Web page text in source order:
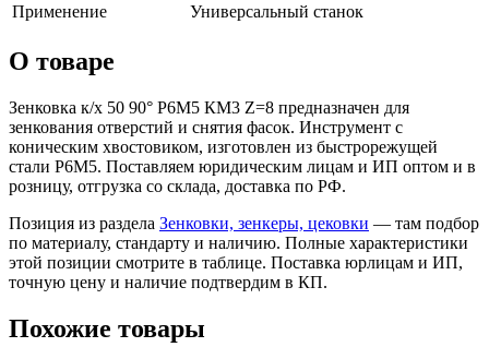
Применение
Универсальный станок
О товаре
Зенковка к/х 50 90° Р6М5 КМ3 Z=8 предназначен для
зенкования отверстий и снятия фасок. Инструмент с
коническим хвостовиком, изготовлен из быстрорежущей
стали Р6М5. Поставляем юридическим лицам и ИП оптом и в
розницу, отгрузка со склада, доставка по РФ.
Позиция из раздела Зенковки, зенкеры, цековки — там подбор
по материалу, стандарту и наличию. Полные характеристики
этой позиции смотрите в таблице. Поставка юрлицам и ИП,
точную цену и наличие подтвердим в КП.
Похожие товары